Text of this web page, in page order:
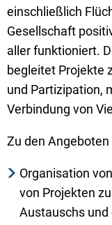
einschließlich
Gesellschaft
aller funktioniert.
begleitet Projekte
und Partizipation,
Verbindung von
Zu den
Organisation
von Projekten
Austauschs